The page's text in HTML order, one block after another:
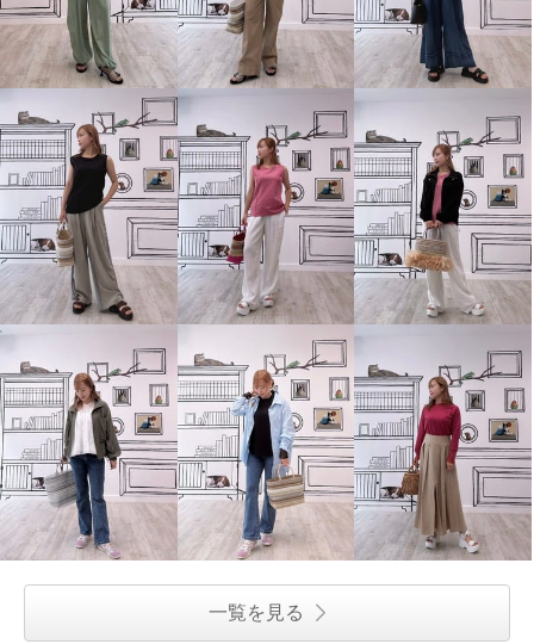
一覧を見る